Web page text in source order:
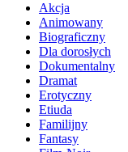
Akcja
Animowany
Biograficzny
Dla dorosłych
Dokumentalny
Dramat
Erotyczny
Etiuda
Familijny
Fantasy